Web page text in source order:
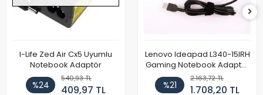
I-Life Zed Air Cx5 Uyumlu
Notebook Adaptör
%24
540,93 TL
409,97 TL
Lenovo Ideapad L340-15IRH
Gaming Notebook Adaptör
Cihazı Şarj Aleti (150W)
%21
2.163,72 TL
1.708,20 TL